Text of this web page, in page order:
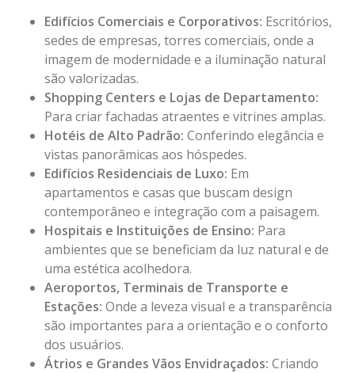
Edifícios Comerciais e Corporativos: Escritórios,
sedes de empresas, torres comerciais, onde a
imagem de modernidade e a iluminação natural
são valorizadas.
Shopping Centers e Lojas de Departamento:
Para criar fachadas atraentes e vitrines amplas.
Hotéis de Alto Padrão: Conferindo elegância e
vistas panorâmicas aos hóspedes.
Edifícios Residenciais de Luxo: Em
apartamentos e casas que buscam design
contemporâneo e integração com a paisagem.
Hospitais e Instituições de Ensino: Para
ambientes que se beneficiam da luz natural e de
uma estética acolhedora.
Aeroportos, Terminais de Transporte e
Estações: Onde a leveza visual e a transparência
são importantes para a orientação e o conforto
dos usuários.
Átrios e Grandes Vãos Envidraçados: Criando